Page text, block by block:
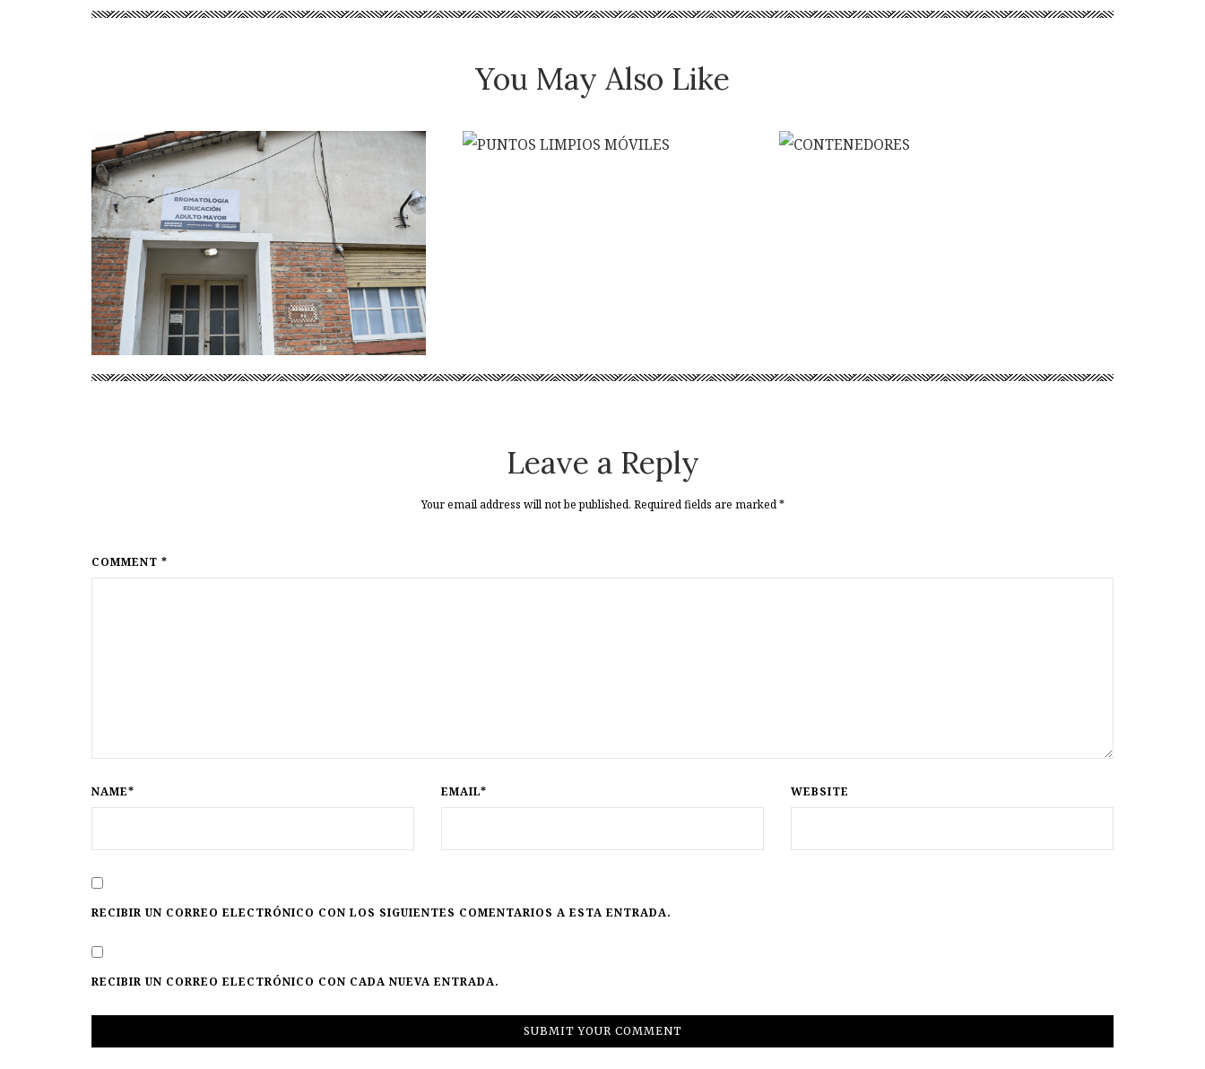
You May Also Like
Leave a Reply
Your email address will not be published. Required fields are marked*
COMMENT *
NAME* EMAIL* WEBSITE
RECIBIR UN CORREO ELECTRÓNICO CON LOS SIGUIENTES COMENTARIOS A ESTA ENTRADA.
RECIBIR UN CORREO ELECTRÓNICO CON CADA NUEVA ENTRADA.